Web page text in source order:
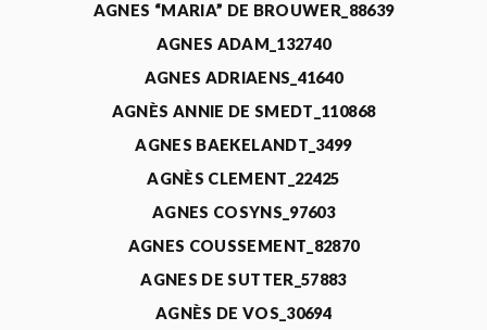
AGNES “MARIA” DE BROUWER_88639
AGNES ADAM_132740
AGNES ADRIAENS_41640
AGNÈS ANNIE DE SMEDT_110868
AGNES BAEKELANDT_3499
AGNÈS CLEMENT_22425
AGNES COSYNS_97603
AGNES COUSSEMENT_82870
AGNES DE SUTTER_57883
AGNÈS DE VOS_30694